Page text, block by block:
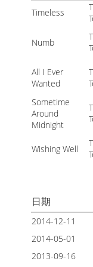
Timeless
Numb
All I Ever
Wanted
Sometime
Around
Midnight
Wishing Well
日期
2014-12-11
2014-05-01
2013-09-16